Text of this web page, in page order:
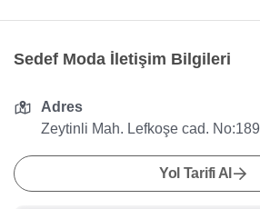
Sedef Moda İletişim Bilgileri
Adres
Zeytinli Mah. Lefkoşe cad. No:189
Yol Tarifi Al